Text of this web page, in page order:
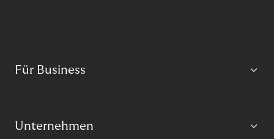
Für Business
Unternehmen